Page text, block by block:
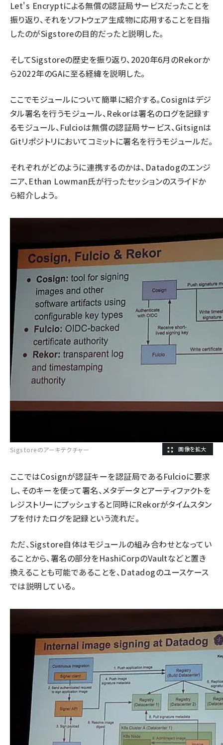
Let's Encryptによる無償の認証局サービスだったことを
振り返り、それをソフトウェア生成物に応用することを目指
したのがSigstoreの目的だったと説明した。
そしてSigstoreの歴史を振り返り、2020年6月のRekorか
ら2022年のGAに至る経緯を説明した。
ここでモジュールについて簡単に紹介する。Cosignはデジ
タル署名を行うモジュール、Rekorは署名のログを記録す
るモジュール、Fulcioは無償の認証局サービス、Gitsignは
Gitリポジトリにおいてコミットに署名を行うモジュールだ。
それぞれがどのように連携するのかは、Datadogのエンジ
ニア、Ethan Lowman氏が行ったセッションのスライドか
ら紹介しよう。
Sigstoreのアーキテクチャー
ここではCosignが認証キーを認証局であるFulcioに要求
し、そのキーを使って署名、メタデータとアーティファクトを
レジストリーにプッシュすると同時にRekorがタイムスタン
プを付けたログを記録という流れだ。
ただ、Sigstore自体はモジュールの組み合わせとなってい
ることから、署名の部分をHashiCorpのVaultなどと置き
換えることも可能であることを、Datadogのユースケース
では説明している。